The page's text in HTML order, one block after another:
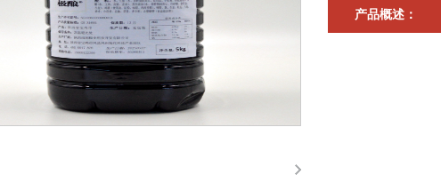
产品概述：